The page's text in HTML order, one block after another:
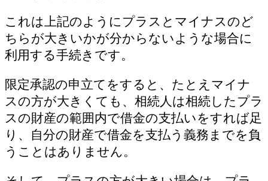
これは上記のようにプラスとマイナスのど
ちらが大きいかが分からないような場合に
利用する手続きです。
限定承認の申立てをすると、たとえマイナ
スの方が大きくても、相続人は相続したプラ
スの財産の範囲内で借金の支払いをすれば足
り、自分の財産で借金を支払う義務までを負
うことはありません。